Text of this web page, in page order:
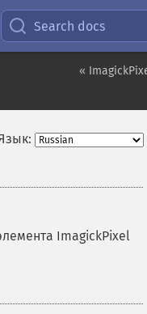
Search docs
«
ImagickPixel